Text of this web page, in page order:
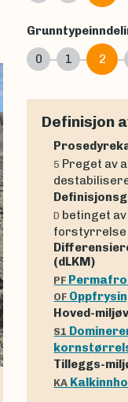
0
1 2
Definisjon
5 Preget av
D betinget
forstyrrelse
Differensierende miljøvariabel
(dLKM)
PF
OF
Hoved-
S1
Tilleggs-
KA